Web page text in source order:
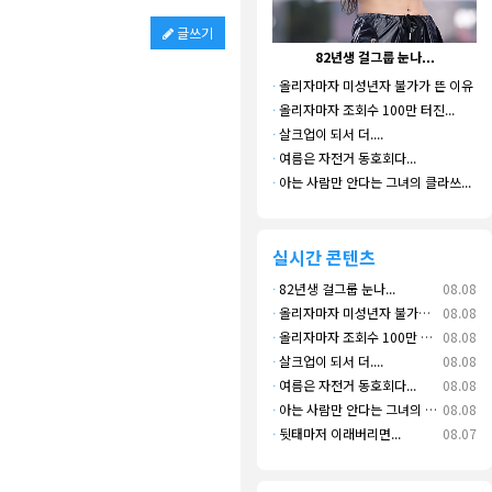
글쓰기
82년생 걸그룹 눈나...
·올리자마자 미성년자 불가가 뜬 이유
·올리자마자 조회수 100만 터진...
·살크업이 되서 더....
· 여름은 자전거 동호회다...
· 아는 사람만 안다는 그녀의 클라쓰...
실시간 콘텐츠
08.08
· 82년생 걸그룹 눈나...
08.08
·올리자마자 미성년자 불가가 뜬 이유
08.08
·올리자마자 조회수 100만 터진...
08.08
·살크업이 되서 더....
08.08
· 여름은 자전거 동호회다...
08.08
· 아는 사람만 안다는 그녀의 클라쓰...
08.07
· 뒷태마저 이래버리면...